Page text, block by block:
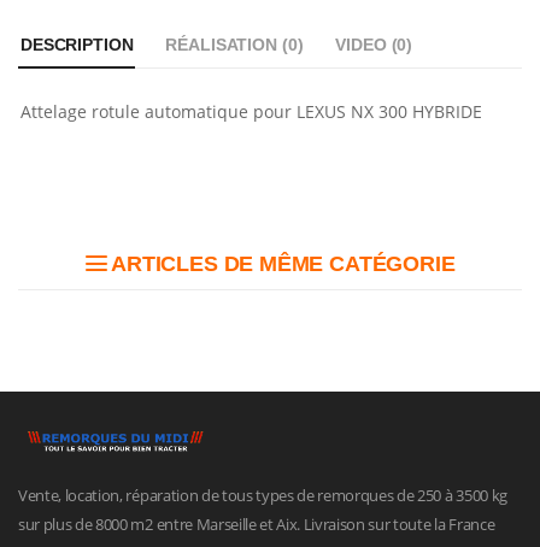
DESCRIPTION RÉALISATION (0) VIDEO (0)
Attelage rotule automatique pour LEXUS NX 300 HYBRIDE
ARTICLES DE MÊME CATÉGORIE
Vente, location, réparation de tous types de remorques de 250 à 3500 kg
sur plus de 8000 m2 entre Marseille et Aix. Livraison sur toute la France